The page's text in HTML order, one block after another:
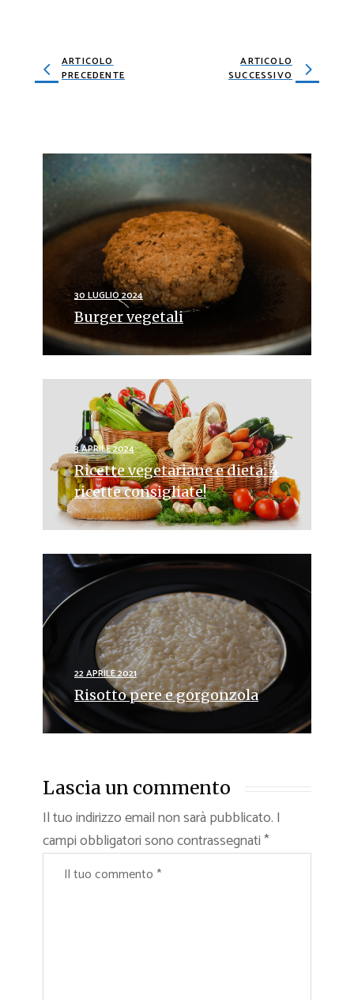
ARTICOLO
PRECEDENTE
ARTICOLO
SUCCESSIVO
30 LUGLIO 2024
Burger vegetali
3 APRILE 2024
Ricette vegetariane e dieta: 4
ricette consigliate!
22 APRILE 2021
Risotto pere e gorgonzola
Lascia un commento
Il tuo indirizzo email non sarà pubblicato. I
campi obbligatori sono contrassegnati*